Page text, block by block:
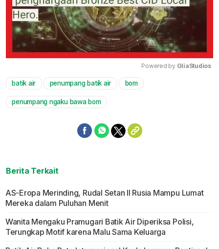
Powered by GliaStudios
batik air penumpang batik air bom
penumpang ngaku bawa bom
Berita Terkait
AS-Eropa Merinding, Rudal Setan II Rusia Mampu Lumat
Mereka dalam Puluhan Menit
Wanita Mengaku Pramugari Batik Air Diperiksa Polisi,
Terungkap Motif karena Malu Sama Keluarga